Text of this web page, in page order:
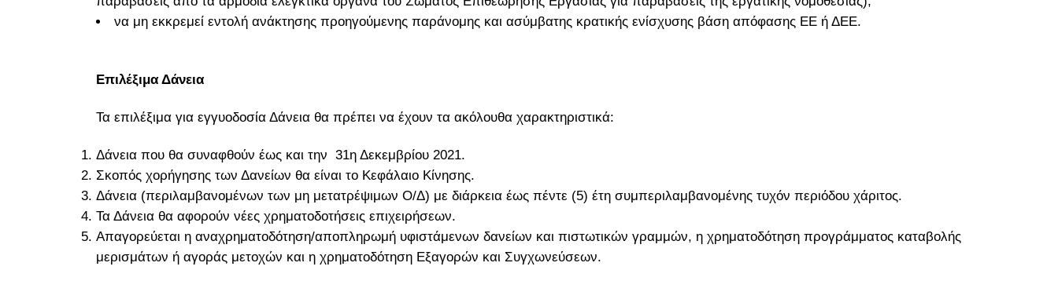
να μη εκκρεμεί εντολή ανάκτησης προηγούμενης παράνομης και ασύμβατης κρατικής ενίσχυσης βάση απόφασης ΕΕ ή ΔΕΕ.
Επιλέξιμα Δάνεια
Τα επιλέξιμα για εγγυοδοσία Δάνεια θα πρέπει να έχουν τα ακόλουθα χαρακτηριστικά:
Δάνεια που θα συναφθούν έως και την 31η Δεκεμβρίου 2021.
Σκοπός χορήγησης των Δανείων θα είναι το Κεφάλαιο Κίνησης.
Δάνεια (περιλαμβανομένων των μη μετατρέψιμων Ο/Δ) με διάρκεια έως πέντε (5) έτη συμπεριλαμβανομένης τυχόν περιόδου χάριτος.
Τα Δάνεια θα αφορούν νέες χρηματοδοτήσεις επιχειρήσεων.
Απαγορεύεται η αναχρηματοδότηση/αποπληρωμή υφιστάμενων δανείων και πιστωτικών γραμμών, η χρηματοδότηση προγράμματος καταβολής
μερισμάτων ή αγοράς μετοχών και η χρηματοδότηση Εξαγορών και Συγχωνεύσεων.